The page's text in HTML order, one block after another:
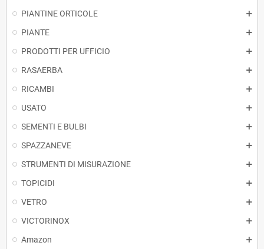
PIANTINE ORTICOLE
PIANTE
PRODOTTI PER UFFICIO
RASAERBA
RICAMBI
USATO
SEMENTI E BULBI
SPAZZANEVE
STRUMENTI DI MISURAZIONE
TOPICIDI
VETRO
VICTORINOX
Amazon